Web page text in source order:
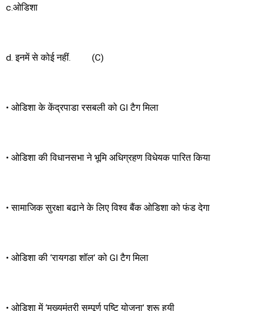
c.ओडिशा
d. इनमें से कोई नहीं. (C)
• ओडिशा के केंद्रपाडा रसबली को GI टैग मिला
• ओडिशा की विधानसभा ने भूमि अधिग्रहण विधेयक पारित किया
• सामाजिक सुरक्षा बढाने के लिए विश्व बैंक ओडिशा को फंड देगा
• ओडिशा की ‘रायगडा शॉल’ को GI टैग मिला
• ओडिशा में ‘मुख्यमंत्री सम्पूर्ण पुष्टि योजना’ शुरू हुयी